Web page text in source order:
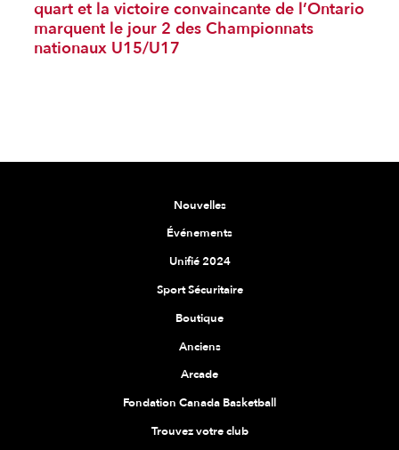
quart et la victoire convaincante de l’Ontario
marquent le jour 2 des Championnats
nationaux U15/U17
Nouvelles
Événements
Unifié 2024
Sport Sécuritaire
Boutique
Anciens
Arcade
Fondation Canada Basketball
Trouvez votre club